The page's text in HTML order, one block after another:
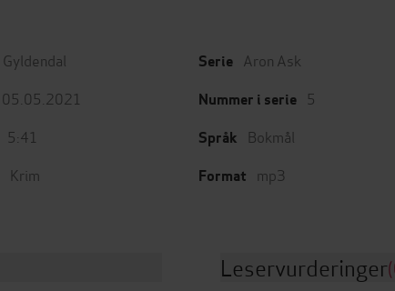
Gyldendal
05.05.2021
5:41
Krim
Serie Aron Ask
Nummer i serie 5
Språk Bokmål
Format mp3
Leservurderinger